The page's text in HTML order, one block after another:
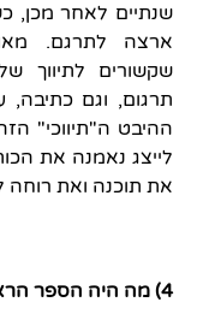
שנתיים לאחר מכן,
ארצה לתרגם.
שקשורים לתיווך
תרגום, וגם כתיבה,
ההיבט ה"תיווכי"
לייצג נאמנה את
את תוכנה ואת רוחה
4) מה היה הספר הראשון שתרגמת?